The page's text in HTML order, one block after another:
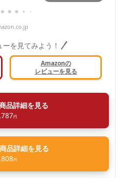
を見てみよう！
Amazonの
レビューを見る
品詳細を見る
円
品詳細を見る
円